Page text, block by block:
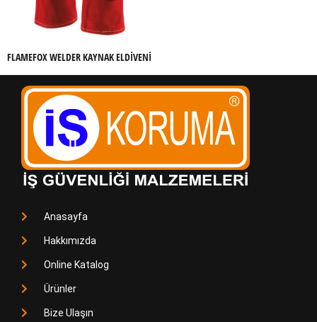
FLAMEFOX WELDER KAYNAK ELDIVENI
Anasayfa
Hakkımızda
Online Katalog
Ürünler
Bize Ulaşın